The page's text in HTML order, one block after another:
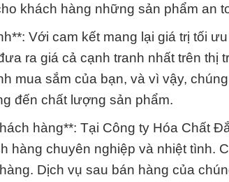
khách hàng những sản phẩm an
Với cam kết mang lại giá trị tối
ra giá cả cạnh tranh nhất trên thị
mua sắm của bạn, và vì vậy,
đến chất lượng sản phẩm.
hàng**: Tại Công ty Hóa Chất
hàng chuyên nghiệp và nhiệt tình.
Dịch vụ sau bán hàng của